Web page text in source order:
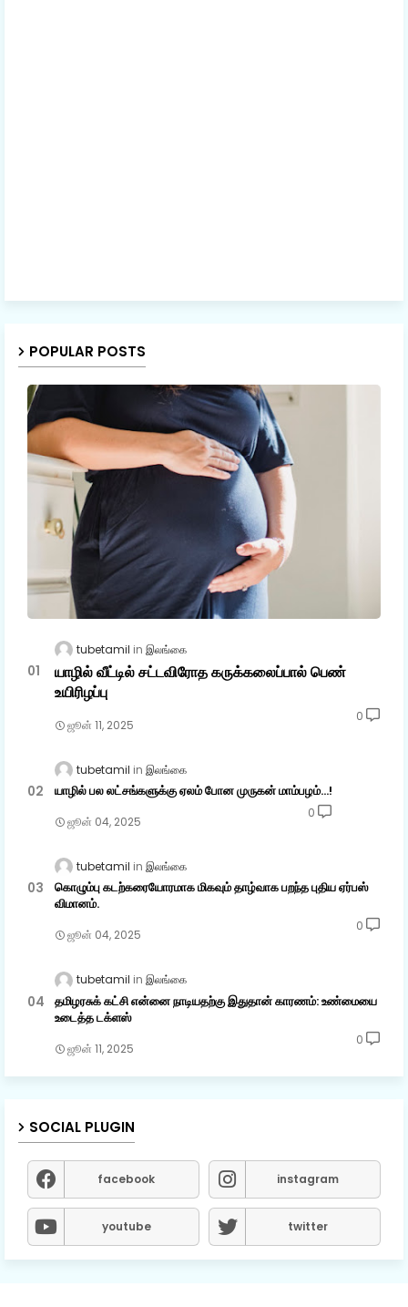
POPULAR POSTS
tubetamil இலங்கை
யாழில் வீட்டில் சட்டவிரோத கருக்கலைப்பால் பெண்
உயிரிழப்பு
ஜூன் 11, 2025
0
tubetamil இலங்கை
யாழில் பல லட்சங்களுக்கு ஏலம் போன முருகன் மாம்பழம்...!
ஜூன் 04, 2025
0
tubetamil இலங்கை
கொழும்பு கடற்கரையோரமாக மிகவும் தாழ்வாக பறந்த புதிய ஏர்பஸ்
விமானம்.
ஜூன் 04, 2025
0
tubetamil இலங்கை
தமிழரசுக் கட்சி என்னை நாடியதற்கு இதுதான் காரணம்: உண்மையை
உடைத்த டக்ளஸ்
ஜூன் 11, 2025
0
SOCIAL PLUGIN
facebook instagram
youtube twitter